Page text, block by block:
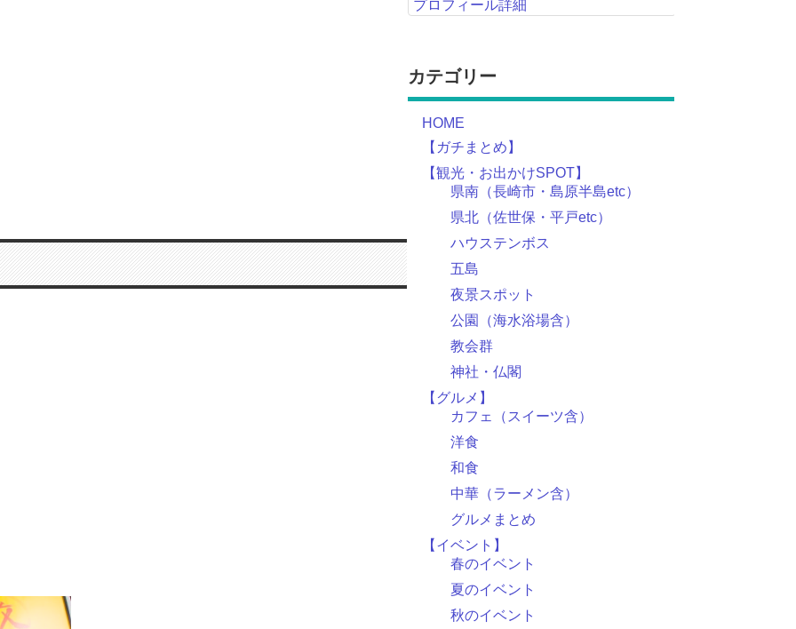
プロフィール詳細
カテゴリー
HOME
【ガチまとめ】
【観光・お出かけSPOT】
県南（長崎市・島原半島etc）
県北（佐世保・平戸etc）
ハウステンボス
五島
夜景スポット
公園（海水浴場含）
教会群
神社・仏閣
【グルメ】
カフェ（スイーツ含）
洋食
和食
中華（ラーメン含）
グルメまとめ
【イベント】
春のイベント
夏のイベント
秋のイベント